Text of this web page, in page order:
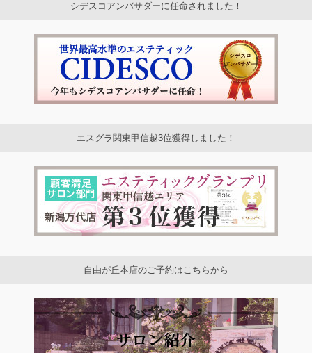
シデスコアンバサダーに任命されました！
エスグラ関東甲信越3位獲得しました！
自由が丘本店のご予約はこちらから